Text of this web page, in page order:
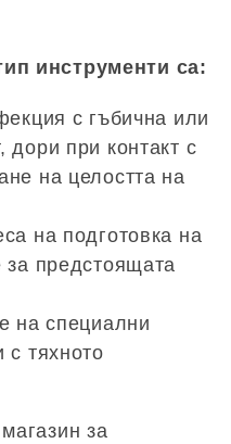
инструменти са:
с гъбична или
дори при контакт с
на целостта на
на подготовка на
за предстоящата
на специални
с тяхното
за